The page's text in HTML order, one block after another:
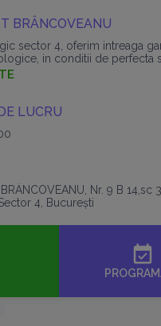
BRÂNCOVEANU
sector 4, oferim intreaga
in conditii de perfecta
LUCRU
Nr. 9 B 14,sc
4, București
event_available